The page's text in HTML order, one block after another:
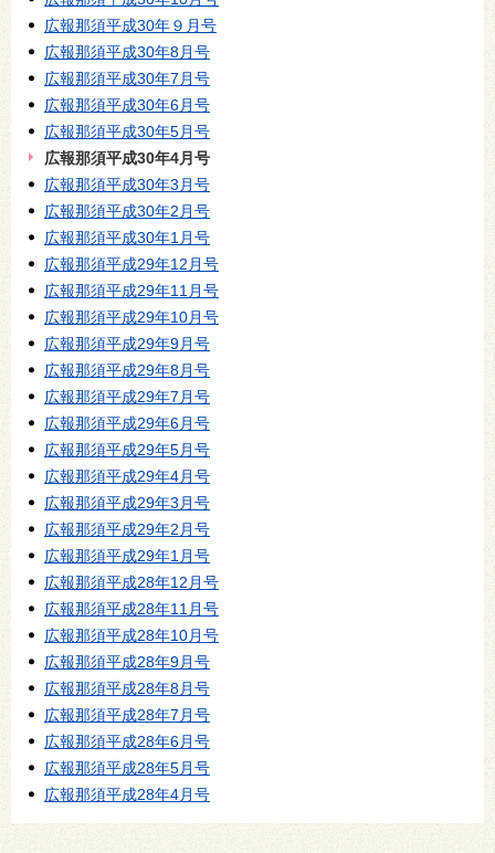
広報那須平成30年９月号
広報那須平成30年8月号
広報那須平成30年7月号
広報那須平成30年6月号
広報那須平成30年5月号
広報那須平成30年4月号
広報那須平成30年3月号
広報那須平成30年2月号
広報那須平成30年1月号
広報那須平成29年12月号
広報那須平成29年11月号
広報那須平成29年10月号
広報那須平成29年9月号
広報那須平成29年8月号
広報那須平成29年7月号
広報那須平成29年6月号
広報那須平成29年5月号
広報那須平成29年4月号
広報那須平成29年3月号
広報那須平成29年2月号
広報那須平成29年1月号
広報那須平成28年12月号
広報那須平成28年11月号
広報那須平成28年10月号
広報那須平成28年9月号
広報那須平成28年8月号
広報那須平成28年7月号
広報那須平成28年6月号
広報那須平成28年5月号
広報那須平成28年4月号